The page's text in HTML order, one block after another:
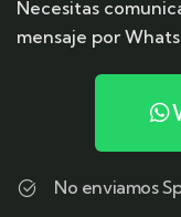
Necesitas
mensaje por
No enviamos